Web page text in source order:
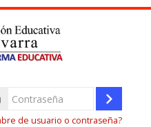
Acceder
de usuario o contraseña?